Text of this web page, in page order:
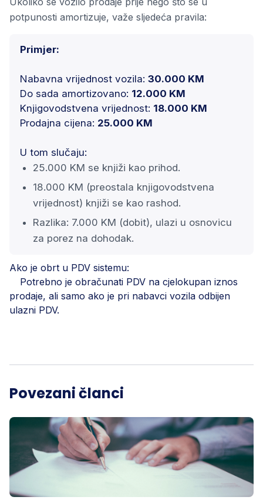
potpunosti amortizuje, važe sljedeća pravila:
Primjer:
Nabavna vrijednost vozila: 30.000 KM
Do sada amortizovano: 12.000 KM
Knjigovodstvena vrijednost: 18.000 KM
Prodajna cijena: 25.000 KM
U tom slučaju:
25.000 KM se knjiži kao prihod.
18.000 KM (preostala knjigovodstvena
vrijednost) knjiži se kao rashod.
Razlika: 7.000 KM (dobit), ulazi u osnovicu
za porez na dohodak.
Ako je obrt u PDV sistemu:
Potrebno je obračunati PDV na cjelokupan iznos
prodaje, ali samo ako je pri nabavci vozila odbijen
ulazni PDV.
Povezani članci